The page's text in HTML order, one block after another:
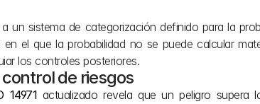
un sistema de categorización definido para la
el que la probabilidad no se puede calcular
los controles posteriores.
de riesgos
14971 actualizado revela que un peligro supera